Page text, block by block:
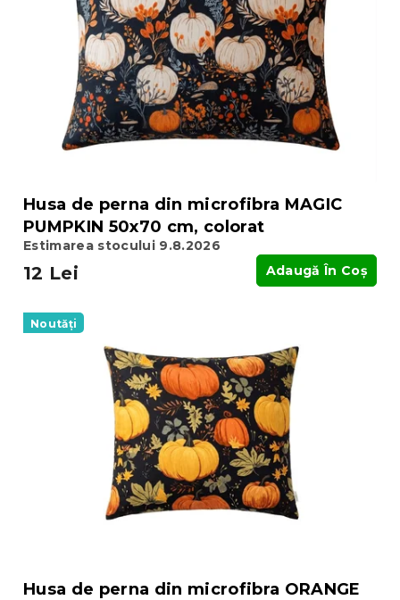
Husa de perna din microfibra MAGIC
PUMPKIN 50x70 cm, colorat
Estimarea stocului 9.8.2026
12 Lei Adaugă În Coş
Noutăți
Husa de perna din microfibra ORANGE